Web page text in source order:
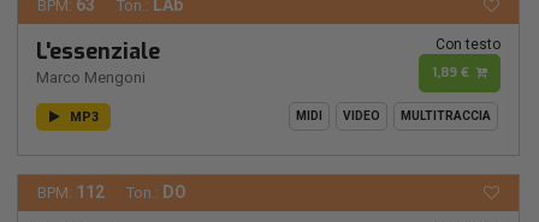
BPM: 63 Ton.: LAb
L'essenziale
Marco Mengoni
Con testo
1,89 €
MP3 MIDI VIDEO MULTITRACCIA
BPM: 112 Ton.: DO